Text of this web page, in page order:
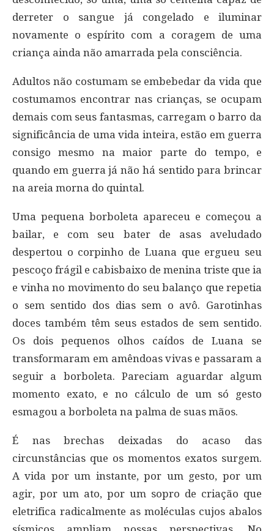
derreter o sangue já congelado e iluminar
novamente o espírito com a coragem de uma
criança ainda não amarrada pela consciência.
Adultos não costumam se embebedar da vida que
costumamos encontrar nas crianças, se ocupam
demais com seus fantasmas, carregam o barro da
significância de uma vida inteira, estão em guerra
consigo mesmo na maior parte do tempo, e
quando em guerra já não há sentido para brincar
na areia morna do quintal.
Uma pequena borboleta apareceu e começou a
bailar, e com seu bater de asas aveludado
despertou o corpinho de Luana que ergueu seu
pescoço frágil e cabisbaixo de menina triste que ia
e vinha no movimento do seu balanço que repetia
o sem sentido dos dias sem o avô. Garotinhas
doces também têm seus estados de sem sentido.
Os dois pequenos olhos caídos de Luana se
transformaram em amêndoas vivas e passaram a
seguir a borboleta. Pareciam aguardar algum
momento exato, e no cálculo de um só gesto
esmagou a borboleta na palma de suas mãos.
É nas brechas deixadas do acaso das
circunstâncias que os momentos exatos surgem.
A vida por um instante, por um gesto, por um
agir, por um ato, por um sopro de criação que
eletrifica radicalmente as moléculas cujos abalos